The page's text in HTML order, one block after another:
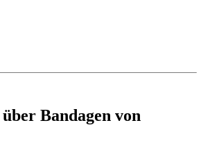
Bandagen von